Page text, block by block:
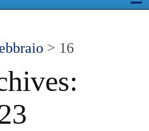
> 16